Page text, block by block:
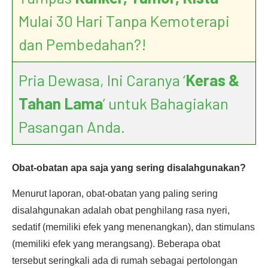
Mulai 30 Hari Tanpa Kemoterapi
dan Pembedahan?!
Pria Dewasa, Ini Caranya ‘Keras &
Tahan Lama’ untuk Bahagiakan
Pasangan Anda.
Obat-obatan apa saja yang sering disalahgunakan?
Menurut laporan, obat-obatan yang paling sering
disalahgunakan adalah obat penghilang rasa nyeri,
sedatif (memiliki efek yang menenangkan), dan stimulans
(memiliki efek yang merangsang). Beberapa obat
tersebut seringkali ada di rumah sebagai pertolongan